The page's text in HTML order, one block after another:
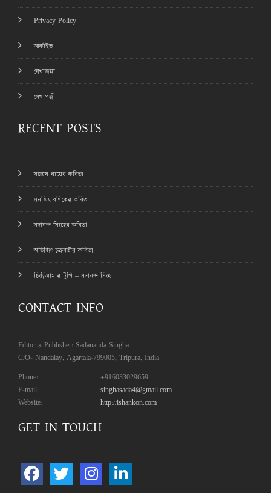
Privacy Policy
আর্কাইভ
লেখাজমা
লেখাপঞ্জী
RECENT POSTS
সন্তোষ রায়ের কবিতা
সনজিৎ বণিকের কবিতা
সদানন্দ সিংহের কবিতা
অভিজিৎ চক্রবর্তীর কবিতা
চিংড়িমামার টুপি – সদানন্দ সিংহ
CONTACT INFO
Editor & Publisher: Sadananda Singha
C/O- Nandalay, Agartala-799005, Tripura, India
Phone:
+916033029659
E-mail:
singhasada4@gmail.com
Website:
http://ishankon.com
GET IN TOUCH